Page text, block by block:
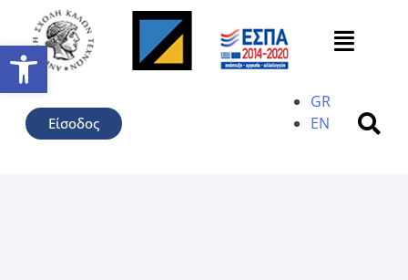
Ανοίξτε τη γραμμή
Είσοδος
GR
EN